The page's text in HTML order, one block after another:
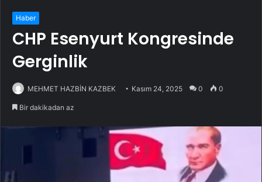
Haber
CHP Esenyurt Kongresinde
Gerginlik
MEHMET HAZBİN KAZBEK Kasım 24, 2025 0 0
Bir dakikadan az